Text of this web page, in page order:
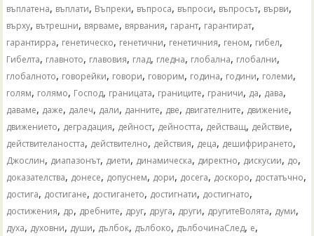
въплатена, въплати, Въпреки, въпроса, въпроси, въпросът, върви,
върху, вътрешни, вярваме, вярвания, гарант, гарантират,
гарантирра, генетическо, генетични, генетичния, геном, гибел,
Гибелта, главното, главовия, глад, гледна, глобална, глобални,
глобалното, говорейки, говори, говорим, година, години, големи,
голям, голямо, Господ, границата, границите, граничи, да, дава,
даваме, даже, далеч, дали, данните, две, двигателните, движение,
движението, деградация, дейност, дейността, действащ, действие,
действителаността, действително, действия, деца, дешифрирането,
Джослин, диапазонът, диети, динамическа, директно, дискусии, до,
доказателства, донесе, допуснем, дори, досега, доскоро, достатъчно,
достига, достигане, достигането, достигнати, достигнато,
достижения, др, дребните, друг, друга, други, другитеВолята, думи,
духа, духовни, души, дълбок, дълбоко, дълбочинаСлед, е,